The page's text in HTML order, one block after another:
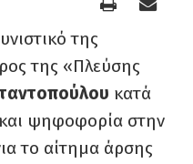
της
της «Πλεύσης
κατά
ψηφοφορία στην
το αίτημα άρσης